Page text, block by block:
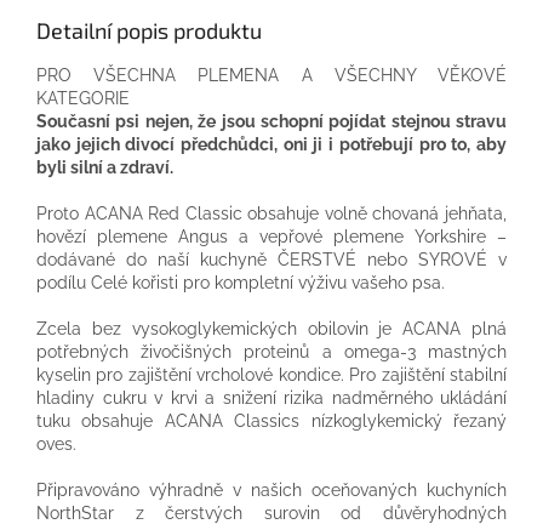
Detailní popis produktu
PRO VŠECHNA PLEMENA A VŠECHNY VĚKOVÉ
KATEGORIE
Současní psi nejen, že jsou schopní pojídat stejnou stravu
jako jejich divocí předchůdci, oni ji i potřebují pro to, aby
byli silní a zdraví.
Proto ACANA Red Classic obsahuje volně chovaná jehňata,
hovězí plemene Angus a vepřové plemene Yorkshire –
dodávané do naší kuchyně ČERSTVÉ nebo SYROVÉ v
podílu Celé kořisti pro kompletní výživu vašeho psa.
Zcela bez vysokoglykemických obilovin je ACANA plná
potřebných živočišných proteinů a omega-3 mastných
kyselin pro zajištění vrcholové kondice. Pro zajištění stabilní
hladiny cukru v krvi a snižení rizika nadměrného ukládání
tuku obsahuje ACANA Classics nízkoglykemický řezaný
oves.
Připravováno výhradně v našich oceňovaných kuchyních
NorthStar z čerstvých surovin od důvěryhodných